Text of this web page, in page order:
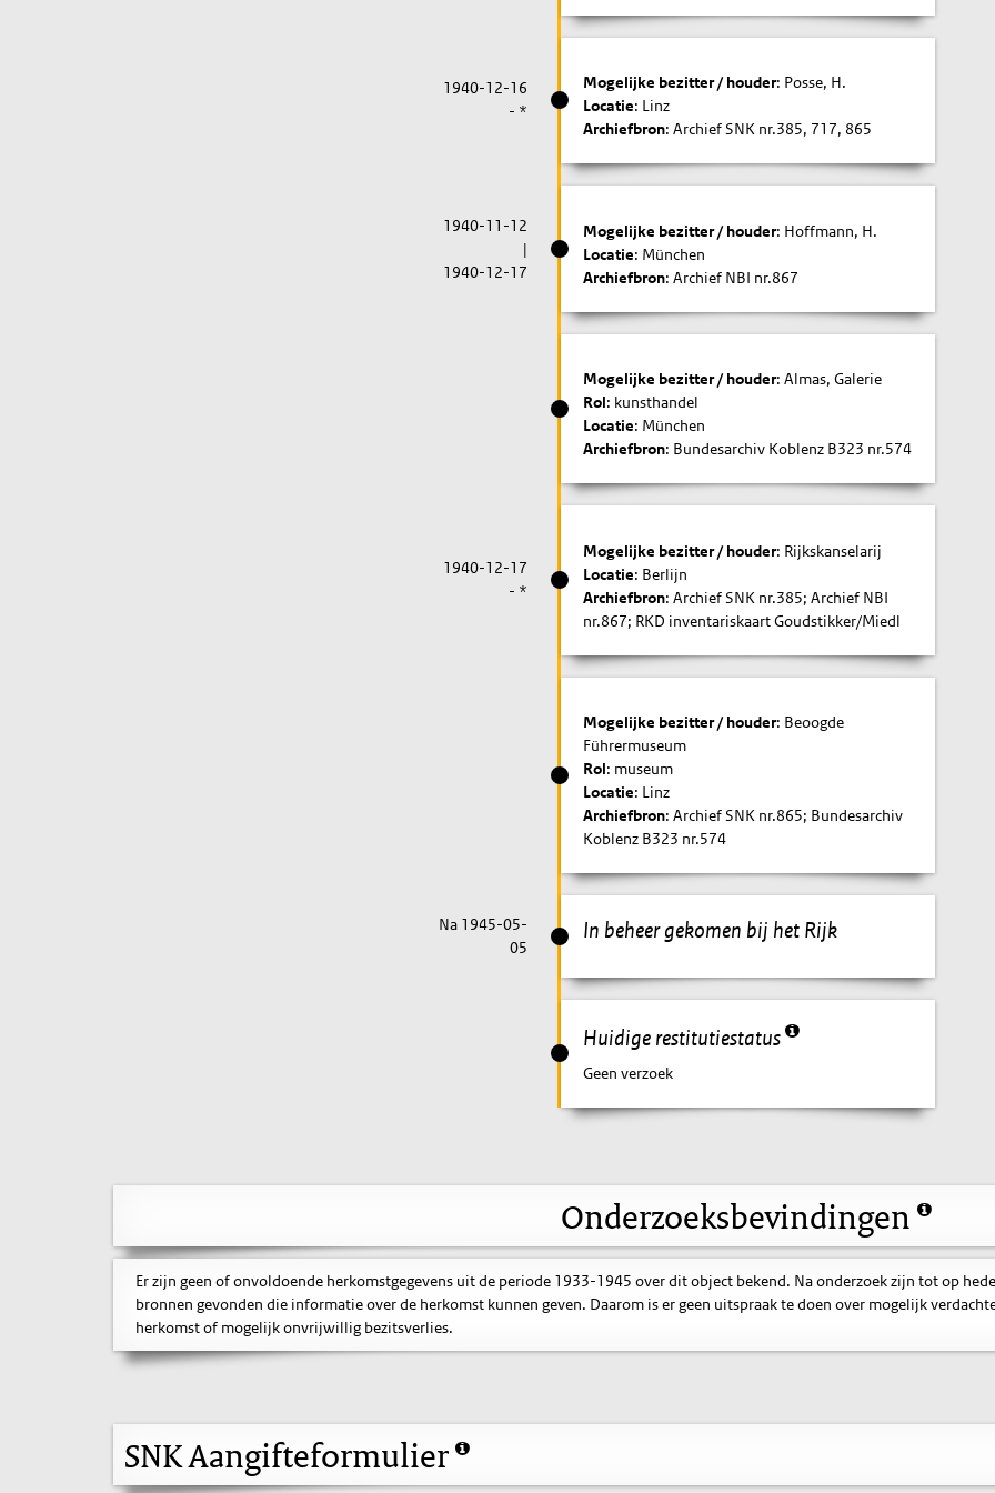
1940-12-16
- *
Mogelijke bezitter / houder: Posse, H.
Locatie: Linz
Archiefbron: Archief SNK nr.385, 717, 865
1940-11-12
|
1940-12-17
Mogelijke bezitter / houder: Hoffmann, H.
Locatie: München
Archiefbron: Archief NBI nr.867
Mogelijke bezitter / houder: Almas, Galerie
Rol: kunsthandel
Locatie: München
Archiefbron: Bundesarchiv Koblenz B323 nr.574
1940-12-17
- *
Mogelijke bezitter / houder: Rijkskanselarij
Locatie: Berlijn
Archiefbron: Archief SNK nr.385; Archief NBI
nr.867; RKD inventariskaart Goudstikker/Miedl
Mogelijke bezitter / houder: Beoogde
Führermuseum
Rol: museum
Locatie: Linz
Archiefbron: Archief SNK nr.865; Bundesarchiv
Koblenz B323 nr.574
In beheer gekomen bij het Rijk
Na 1945-05-
05
Huidige restitutiestatus
Geen verzoek
Onderzoeksbevindingen
Er zijn geen of onvoldoende herkomstgegevens uit de periode 1933-1945 over dit object bekend. Na onderzoek zijn tot op
bronnen gevonden die informatie over de herkomst kunnen geven. Daarom is er geen uitspraak te doen over mogelijk
herkomst of mogelijk onvrijwillig bezitsverlies.
SNK Aangifteformulier